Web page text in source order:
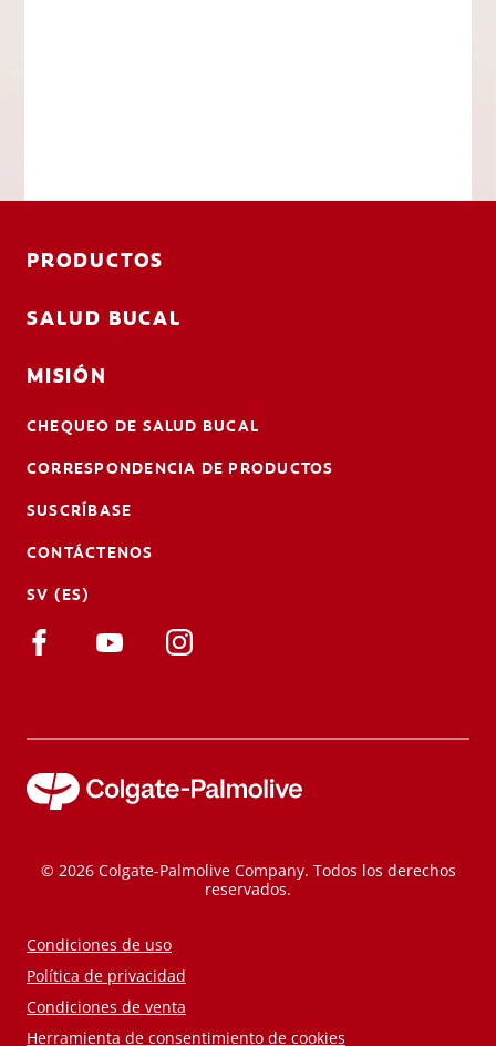
PRODUCTOS
SALUD BUCAL
MISIÓN
CHEQUEO DE SALUD BUCAL
CORRESPONDENCIA DE PRODUCTOS
SUSCRÍBASE
CONTÁCTENOS
SV (ES)
© 2026 Colgate-Palmolive Company. Todos los derechos
reservados.
Condiciones de uso
Política de privacidad
Condiciones de venta
Herramienta de consentimiento de cookies